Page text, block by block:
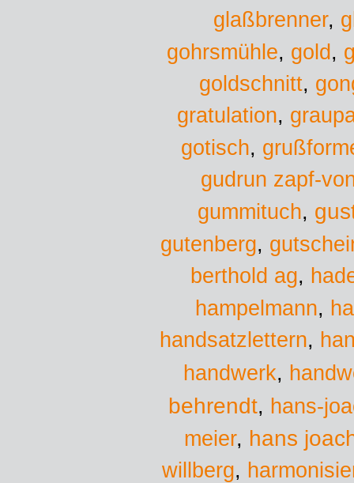
glaßbrenner,
gohrsmühle, gold,
goldschnitt,
gratulation,
gotisch,
gudrun zapf-
gummituch,
gutenberg,
berthold ag,
hampelmann,
handsatzlettern,
handwerk,
behrendt, hans-
meier, hans
willberg,